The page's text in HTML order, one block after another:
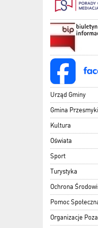
Urząd Gminy
Gmina Przesmyki
Kultura
Oświata
Sport
Turystyka
Ochrona
Pomoc
Organizacje